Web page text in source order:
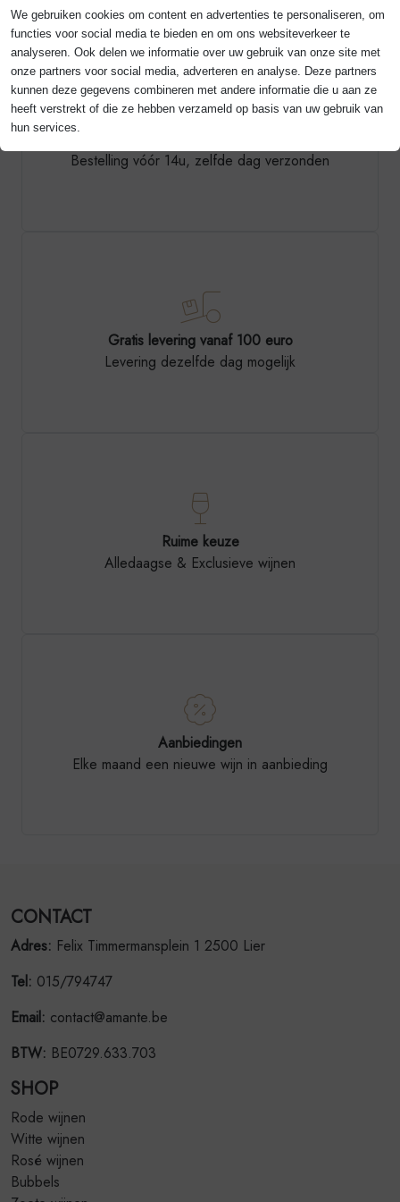
Ja Nee
Bestelling vóór 14u, zelfde dag verzonden
Gratis levering vanaf 100 euro
Levering dezelfde dag mogelijk
Ruime keuze
Alledaagse & Exclusieve wijnen
Aanbiedingen
Elke maand een nieuwe wijn in aanbieding
CONTACT
Adres: Felix Timmermansplein 1 2500 Lier
Tel: 015/794747
Email: contact@amante.be
BTW: BE0729.633.703
SHOP
Rode wijnen
Witte wijnen
Rosé wijnen
Bubbels
We gebruiken cookies om content en advertenties te personaliseren, om
functies voor social media te bieden en om ons websiteverkeer te
analyseren. Ook delen we informatie over uw gebruik van onze site met
onze partners voor social media, adverteren en analyse. Deze partners
kunnen deze gegevens combineren met andere informatie die u aan ze
heeft verstrekt of die ze hebben verzameld op basis van uw gebruik van
hun services.